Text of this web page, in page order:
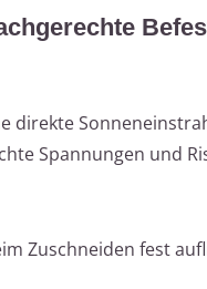
direkte
Spannungen und
Zuschneiden fest